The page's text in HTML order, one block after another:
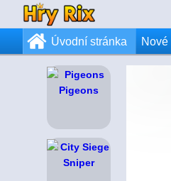
Úvodní stránka Nové